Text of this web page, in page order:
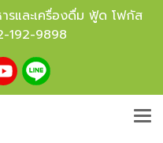
รและเครื่องดื่ม ฟู้ด โฟกัส
192-9898